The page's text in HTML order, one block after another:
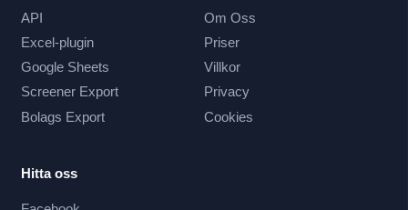
API
Excel-plugin
Google Sheets
Screener Export
Bolags Export
Om Oss
Priser
Villkor
Privacy
Cookies
Hitta oss